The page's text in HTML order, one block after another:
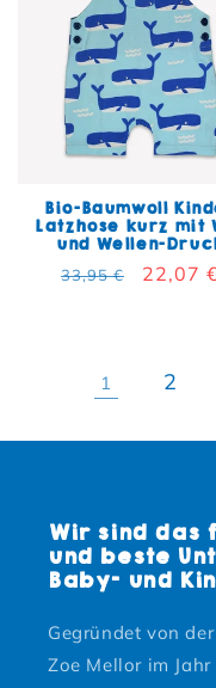
Bio-Baumwoll
Latzhose kurz mit
und Wellen-
Normaler Preis
33,95 € 22,07
1 2
Wir sind das
und beste
Baby- und
Gegründet von
Zoe Mellor im